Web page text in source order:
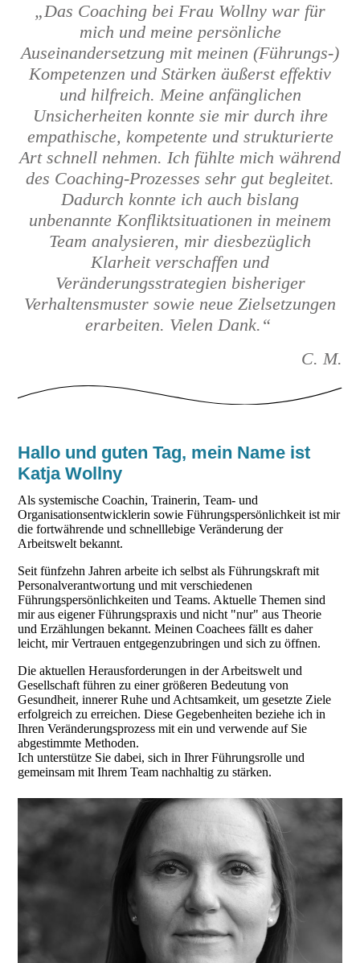
„Das Coaching bei Frau Wollny war für
mich und meine persönliche
Auseinandersetzung mit meinen (Führungs-)
Kompetenzen und Stärken äußerst effektiv
und hilfreich. Meine anfänglichen
Unsicherheiten konnte sie mir durch ihre
empathische, kompetente und strukturierte
Art schnell nehmen. Ich fühlte mich während
des Coaching-Prozesses sehr gut begleitet.
Dadurch konnte ich auch bislang
unbenannte Konfliktsituationen in meinem
Team analysieren, mir diesbezüglich
Klarheit verschaffen und
Veränderungsstrategien bisheriger
Verhaltensmuster sowie neue Zielsetzungen
erarbeiten. Vielen Dank.“
C. M.
Hallo und guten Tag, mein Name ist
Katja Wollny
Als systemische Coachin, Trainerin, Team- und
Organisationsentwicklerin sowie Führungspersönlichkeit ist mir
die fortwährende und schnelllebige Veränderung der
Arbeitswelt bekannt.
Seit fünfzehn Jahren arbeite ich selbst als Führungskraft mit
Personalverantwortung und mit verschiedenen
Führungspersönlichkeiten und Teams. Aktuelle Themen sind
mir aus eigener Führungspraxis und nicht "nur" aus Theorie
und Erzählungen bekannt. Meinen Coachees fällt es daher
leicht, mir Vertrauen entgegenzubringen und sich zu öffnen.
Die aktuellen Herausforderungen in der Arbeitswelt und
Gesellschaft führen zu einer größeren Bedeutung von
Gesundheit, innerer Ruhe und Achtsamkeit, um gesetzte Ziele
erfolgreich zu erreichen. Diese Gegebenheiten beziehe ich in
Ihren Veränderungsprozess mit ein und verwende auf Sie
abgestimmte Methoden.
Ich unterstütze Sie dabei, sich in Ihrer Führungsrolle und
gemeinsam mit Ihrem Team nachhaltig zu stärken.